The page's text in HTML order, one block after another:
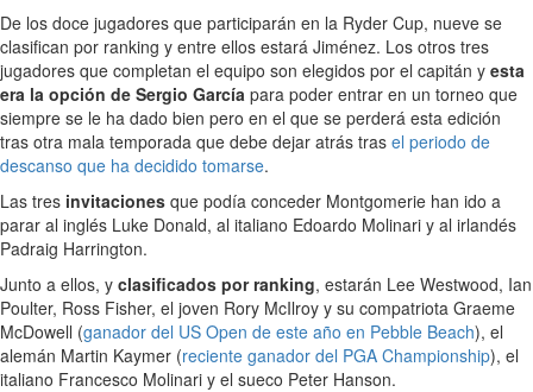
De los doce jugadores que participarán en la Ryder Cup, nueve se
clasifican por ranking y entre ellos estará Jiménez. Los otros tres
jugadores que completan el equipo son elegidos por el capitán y esta
era la opción de Sergio García para poder entrar en un torneo que
siempre se le ha dado bien pero en el que se perderá esta edición
tras otra mala temporada que debe dejar atrás tras el periodo de
descanso que ha decidido tomarse.
Las tres invitaciones que podía conceder Montgomerie han ido a
parar al inglés Luke Donald, al italiano Edoardo Molinari y al irlandés
Padraig Harrington.
Junto a ellos, y clasificados por ranking, estarán Lee Westwood, Ian
Poulter, Ross Fisher, el joven Rory McIlroy y su compatriota Graeme
McDowell (ganador del US Open de este año en Pebble Beach), el
alemán Martin Kaymer (reciente ganador del PGA Championship), el
italiano Francesco Molinari y el sueco Peter Hanson.